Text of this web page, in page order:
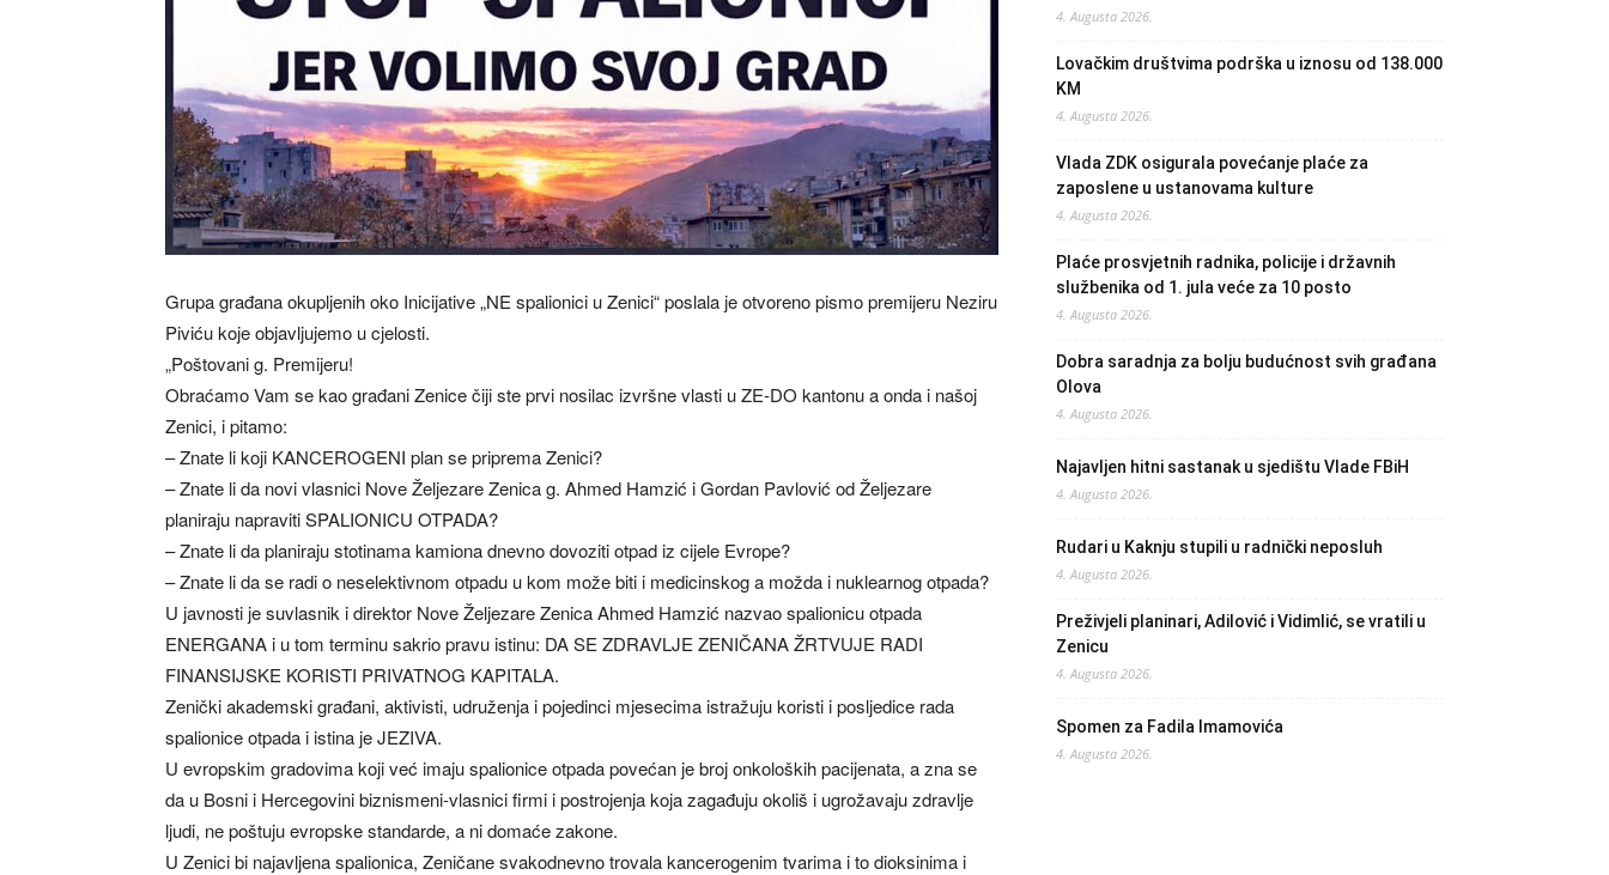
Grupa građana okupljenih oko Inicijative „NE spalionici u Zenici“ poslala je otvoreno pismo premijeru Neziru
Piviću koje objavljujemo u cjelosti.
„Poštovani g. Premijeru!
Obraćamo Vam se kao građani Zenice čiji ste prvi nosilac izvršne vlasti u ZE-DO kantonu a onda i našoj
Zenici, i pitamo:
– Znate li koji KANCEROGENI plan se priprema Zenici?
– Znate li da novi vlasnici Nove Željezare Zenica g. Ahmed Hamzić i Gordan Pavlović od Željezare
planiraju napraviti SPALIONICU OTPADA?
– Znate li da planiraju stotinama kamiona dnevno dovoziti otpad iz cijele Evrope?
– Znate li da se radi o neselektivnom otpadu u kom može biti i medicinskog a možda i nuklearnog otpada?
U javnosti je suvlasnik i direktor Nove Željezare Zenica Ahmed Hamzić nazvao spalionicu otpada
ENERGANA i u tom terminu sakrio pravu istinu: DA SE ZDRAVLJE ZENIČANA ŽRTVUJE RADI
FINANSIJSKE KORISTI PRIVATNOG KAPITALA.
Zenički akademski građani, aktivisti, udruženja i pojedinci mjesecima istražuju koristi i posljedice rada
spalionice otpada i istina je JEZIVA.
U evropskim gradovima koji već imaju spalionice otpada povećan je broj onkoloških pacijenata, a zna se
da u Bosni i Hercegovini biznismeni-vlasnici firmi i postrojenja koja zagađuju okoliš i ugrožavaju zdravlje
ljudi, ne poštuju evropske standarde, a ni domaće zakone.
U Zenici bi najavljena spalionica, Zeničane svakodnevno trovala kancerogenim tvarima i to dioksinima i
4. Augusta 2026.
Lovačkim društvima podrška u iznosu od 138.000
KM
4. Augusta 2026.
Vlada ZDK osigurala povećanje plaće za
zaposlene u ustanovama kulture
4. Augusta 2026.
Plaće prosvjetnih radnika, policije i državnih
službenika od 1. jula veće za 10 posto
4. Augusta 2026.
Dobra saradnja za bolju budućnost svih građana
Olova
4. Augusta 2026.
Najavljen hitni sastanak u sjedištu Vlade FBiH
4. Augusta 2026.
Rudari u Kaknju stupili u radnički neposluh
4. Augusta 2026.
Preživjeli planinari, Adilović i Vidimlić, se vratili u
Zenicu
4. Augusta 2026.
Spomen za Fadila Imamovića
4. Augusta 2026.